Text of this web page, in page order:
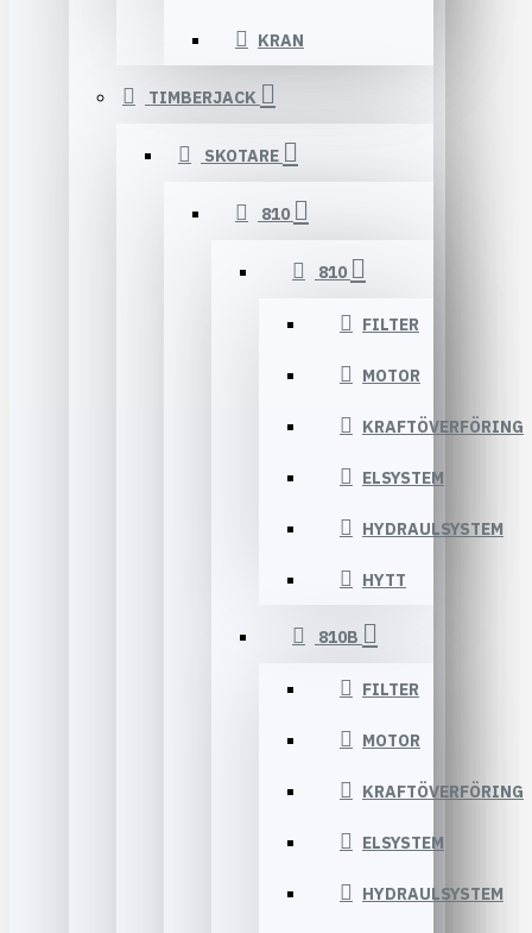
KRAN
TIMBERJACK
SKOTARE
810
810
FILTER
MOTOR
KRAFTÖVERFÖRING
ELSYSTEM
HYDRAULSYSTEM
HYTT
810B
FILTER
MOTOR
KRAFTÖVERFÖRING
ELSYSTEM
HYDRAULSYSTEM